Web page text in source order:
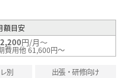
額目安
円/月～
費用他 61,600円～
別 出張・研修向け